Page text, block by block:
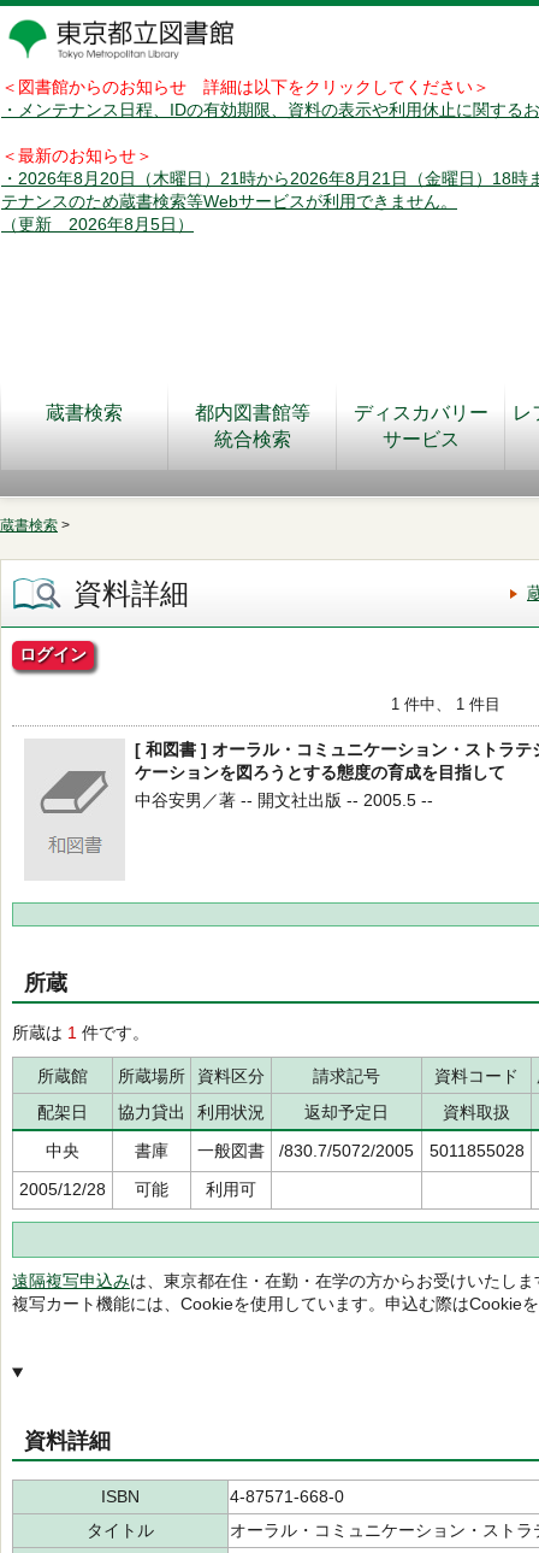
＜図書館からのお知らせ 詳細は以下をクリックしてください＞
・メンテナンス日程、IDの有効期限、資料の表示や利用休止に関する
＜最新のお知らせ＞
・2026年8月20日（木曜日）21時から2026年8月21日（金曜日）18時
テナンスのため蔵書検索等Webサービスが利用できません。
（更新 2026年8月5日）
蔵書検索
都内図書館等
統合検索
ディスカバリー
サービス
レ
蔵書検索 >
資料詳細
ログイン
1 件中、 1 件目
[ 和図書 ] オーラル・コミュニケーション・ストラテ
ケーションを図ろうとする態度の育成を目指して
中谷安男／著 -- 開文社出版 -- 2005.5 --
所蔵
所蔵は 1 件です。
所蔵館 所蔵場所 資料区分 請求記号 資料コード
配架日
協力貸出 利用状況 返却予定日
資料取扱
中央
書庫 一般図書 /830.7/5072/2005
5011855028
2005/12/28
可能 利用可
遠隔複写申込みは、東京都在住・在勤・在学の方からお受けいたしま
複写カート機能には、Cookieを使用しています。申込む際はCookie
資料詳細
ISBN
4-87571-668-0
タイトル
オーラル・コミュニケーション・ストラ